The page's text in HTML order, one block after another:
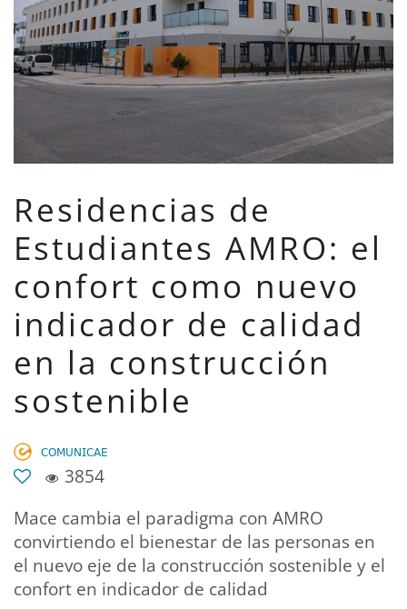
Residencias de
Estudiantes AMRO: el
confort como nuevo
indicador de calidad
en la construcción
sostenible
𝖢𝖮𝖬𝖴𝖭𝖨𝖢𝖠𝖤
3854
Mace cambia el paradigma con AMRO
convirtiendo el bienestar de las personas en
el nuevo eje de la construcción sostenible y el
confort en indicador de calidad